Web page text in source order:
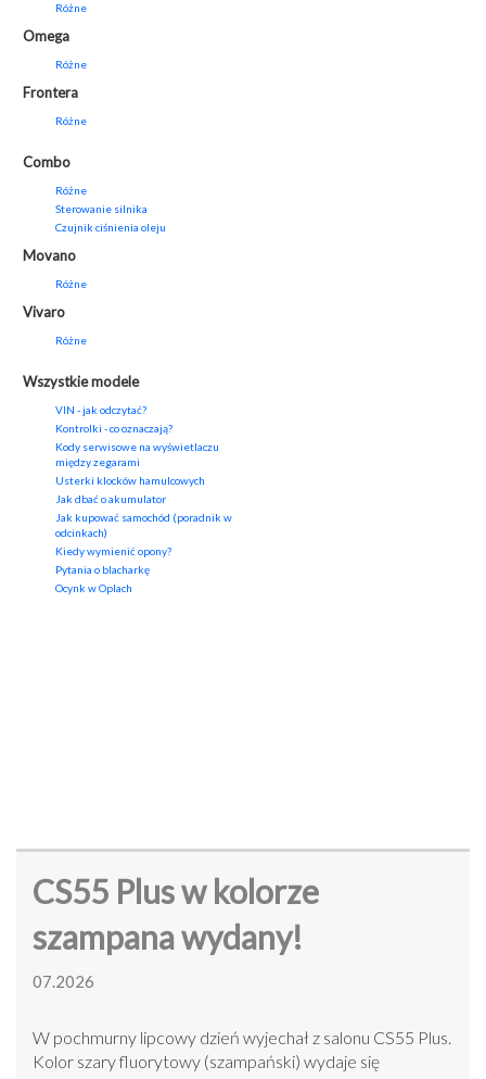
Różne
Omega
Różne
Frontera
Różne
Combo
Różne
Sterowanie silnika
Czujnik ciśnienia oleju
Movano
Różne
Vivaro
Różne
Wszystkie modele
VIN - jak odczytać?
Kontrolki - co oznaczają?
Kody serwisowe na wyświetlaczu
między zegarami
Usterki klocków hamulcowych
Jak dbać o akumulator
Jak kupować samochód (poradnik w
odcinkach)
Kiedy wymienić opony?
Pytania o blacharkę
Ocynk w Oplach
CS55 Plus w kolorze
szampana wydany!
07.2026
W pochmurny lipcowy dzień wyjechał z salonu CS55 Plus.
Kolor szary fluorytowy (szampański) wydaje się